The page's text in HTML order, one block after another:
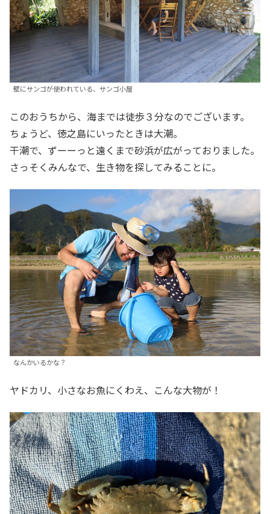
壁にサンゴが使われている、サンゴ小屋
このおうちから、海までは徒歩３分なのでございます。
ちょうど、徳之島にいったときは大潮。
干潮で、ずーーっと遠くまで砂浜が広がっておりました。
さっそくみんなで、生き物を探してみることに。
なんかいるかな？
ヤドカリ、小さなお魚にくわえ、こんな大物が！